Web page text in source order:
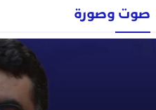
صوت وصورة